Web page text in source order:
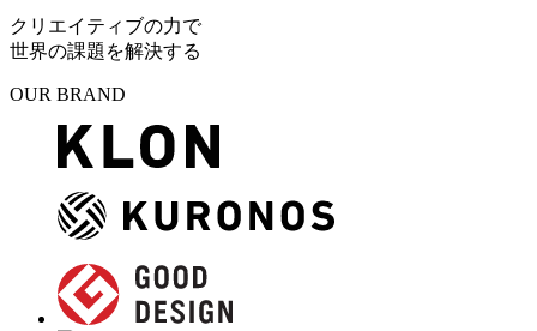
クリエイティブの力で
世界の課題を解決する
OUR BRAND